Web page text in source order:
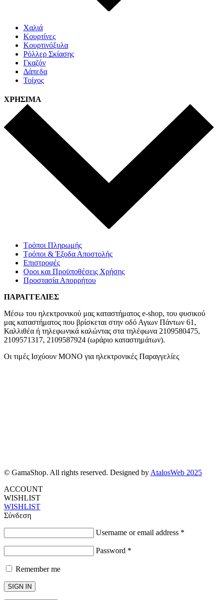
Χαλιά
Κουρτίνες
Κουρτινόξυλα
Ρόλλερ Σκίασης
Γκαζόν
Δάπεδα
Τοίχος
ΧΡΗΣΙΜΑ
Τρόποι Πληρωμής
Τρόποι & Έξοδα Αποστολής
Επιστροφές
Οροι και Προϋποθέσεις Χρήσης
Προστασία Απορρήτου
ΠΑΡΑΓΓΕΛΙΕΣ
Μέσω του ηλεκτρονικού μας καταστήματος e-shop, του φυσικού
μας καταστήματος που βρίσκεται στην οδό Αγιων Πάντων 61,
Καλλιθέα ή τηλεφωνικά καλώντας στα τηλέφωνα 2109580475,
2109571317, 2109587924 (ωράριο καταστημάτων).
Οι τιμές Ισχύουν ΜΟΝΟ για ηλεκτρονικές Παραγγελίες
© GamaShop. All rights reserved. Designed by AtalosWeb 2025
ACCOUNT
WISHLIST
WISHLIST
Σύνδεση
Username or email address *
Password *
Remember me
SIGN IN